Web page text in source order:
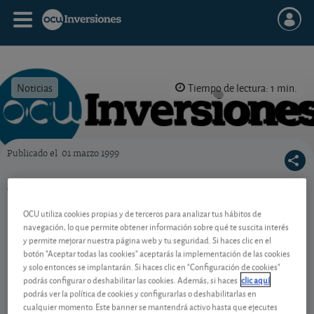
Noticias Tiempo de lectura: 1 min.
Publicado el 01 marzo 1999
Global Energy Technologies
En marzo de 1995,GLOBAL ENERGY
TECHNOLOGIES, sociedad que opera desde la isla
anglo-normanda de Guernsey, publicó y difundió
en Bélgica un boletín financiero en el que daba
OCU utiliza cookies propias y de terceros para analizar tus hábitos de
navegación, lo que permite obtener información sobre qué te suscita interés
y permite mejorar nuestra página web y tu seguridad. Si haces clic en el
botón "Aceptar todas las cookies" aceptarás la implementación de las cookies
y solo entonces se implantarán. Si haces clic en "Configuración de cookies"
podrás configurar o deshabilitar las cookies. Además, si haces clic aquí
podrás ver la política de cookies y configurarlas o deshabilitarlas en
cualquier momento. Este banner se mantendrá activo hasta que ejecutes